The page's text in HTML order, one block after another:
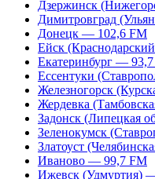
Дзержинск
Димитровград
Донецк — 102,6 FM
Ейск
Екатеринбург —
Ессентуки
Железногорск
Жердевка
Задонск (Липецкая
Зеленокумск
Златоуст
Иваново — 99,7 FM
Ижевск (Удмуртия)